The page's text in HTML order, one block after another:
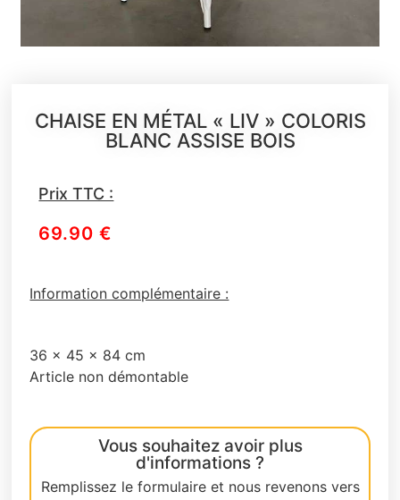
CHAISE EN MÉTAL « LIV » COLORIS
BLANC ASSISE BOIS
Prix TTC :
69.90€
Information complémentaire :
36 x 45 x 84 cm
Article non démontable
Vous souhaitez avoir plus
d'informations ?
Remplissez le formulaire et nous revenons vers